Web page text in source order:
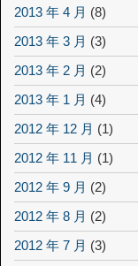
2013 年 4 月 (8)
2013 年 3 月 (3)
2013 年 2 月 (2)
2013 年 1 月 (4)
2012 年 12 月 (1)
2012 年 11 月 (1)
2012 年 9 月 (2)
2012 年 8 月 (2)
2012 年 7 月 (3)